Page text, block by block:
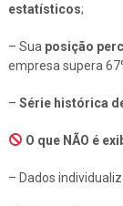
estatísticos;
– Sua posição
empresa supera
– Série histórica
O que NÃO é
– Dados